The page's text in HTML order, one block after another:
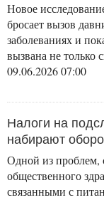
Новое
бросает вызов
заболеваниях и
вызвана не только
09.06.2026 07:00
Налоги на
набирают
Одной из проблем,
общественного
связанными с